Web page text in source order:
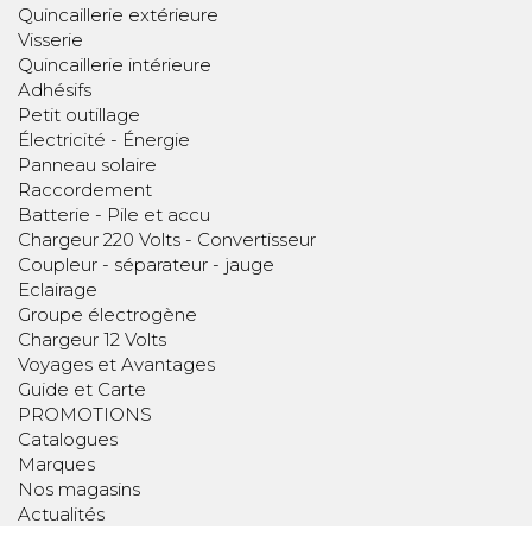
Quincaillerie extérieure
Visserie
Quincaillerie intérieure
Adhésifs
Petit outillage
Électricité - Énergie
Panneau solaire
Raccordement
Batterie - Pile et accu
Chargeur 220 Volts - Convertisseur
Coupleur - séparateur - jauge
Eclairage
Groupe électrogène
Chargeur 12 Volts
Voyages et Avantages
Guide et Carte
PROMOTIONS
Catalogues
Marques
Nos magasins
Actualités